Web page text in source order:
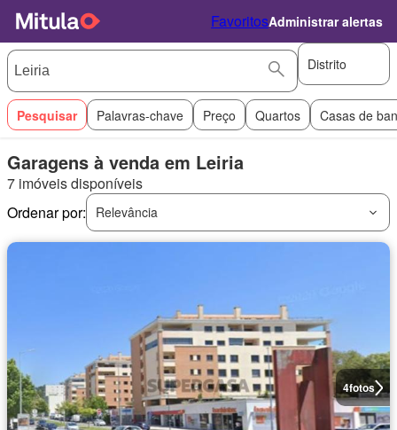
FavoritosAdministrar alertas
Distrito
Pesquisar Palavras-chave Preço Quartos Casas de
Garagens à venda em Leiria
7 imóveis disponíveis
Ordenar por:
Relevância
4fotos